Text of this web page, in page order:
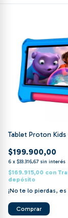
Tablet Proton Kids
$199.900,00
6 x $33.316,67 sin interés
$169.915,00 con
depósito
¡No te lo pierdas,
Comprar